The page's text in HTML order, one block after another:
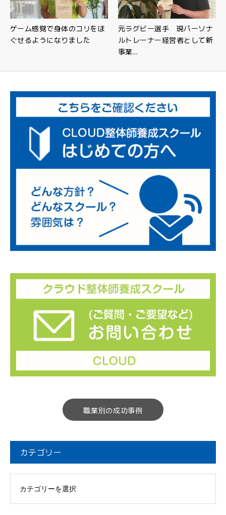
ゲーム感覚で身体のコリをほ
ぐせるようになりました
元ラグビー選手 現パーソナ
ルトレーナー経営者として新
事業...
職業別の成功事例
カテゴリー